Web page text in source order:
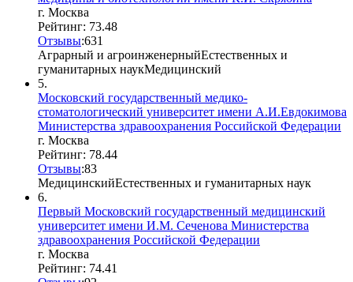
г. Москва
Рейтинг: 73.48
Отзывы:631
Аграрный и агроинженерныйЕстественных и
гуманитарных наукМедицинский
5.
Московский государственный медико-
стоматологический университет имени А.И.Евдокимова
Министерства здравоохранения Российской Федерации
г. Москва
Рейтинг: 78.44
Отзывы:83
МедицинскийЕстественных и гуманитарных наук
6.
Первый Московский государственный медицинский
университет имени И.М. Сеченова Министерства
здравоохранения Российской Федерации
г. Москва
Рейтинг: 74.41